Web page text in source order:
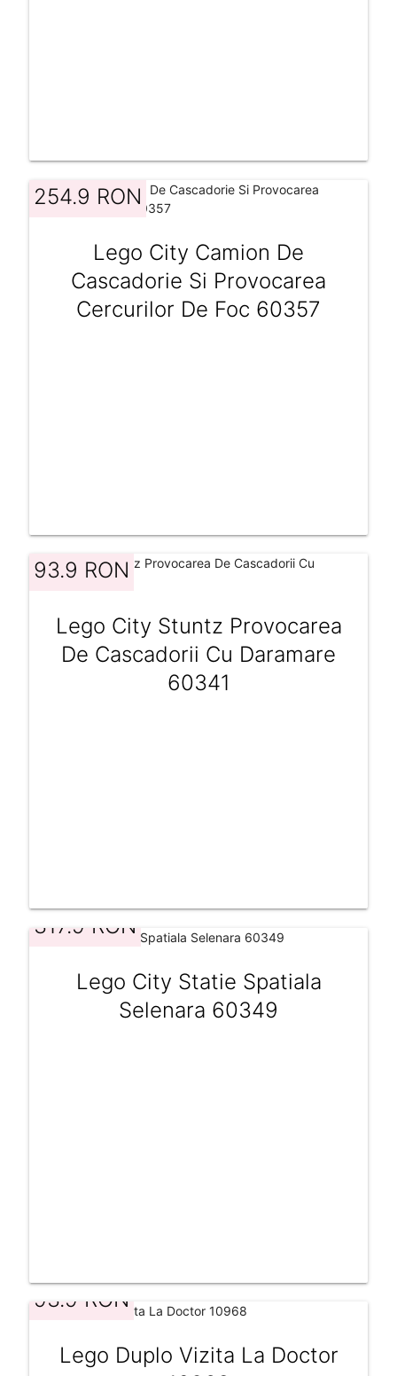
254.9 RON
Lego City Camion De
Cascadorie Si Provocarea
Cercurilor De Foc 60357
93.9 RON
Lego City Stuntz Provocarea
De Cascadorii Cu Daramare
60341
317.9 RON
Lego City Statie Spatiala
Selenara 60349
93.9 RON
Lego Duplo Vizita La Doctor